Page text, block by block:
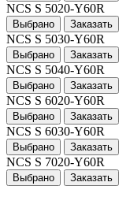
NCS S 5020-Y60R
Выбрано Заказать
NCS S 5030-Y60R
Выбрано Заказать
NCS S 5040-Y60R
Выбрано Заказать
NCS S 6020-Y60R
Выбрано Заказать
NCS S 6030-Y60R
Выбрано Заказать
NCS S 7020-Y60R
Выбрано Заказать